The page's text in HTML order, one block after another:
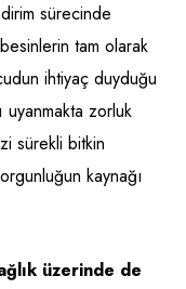
sürecinde
tam olarak
ihtiyaç duyduğu
uyanmakta zorluk
sürekli bitkin
kaynağı
üzerinde de